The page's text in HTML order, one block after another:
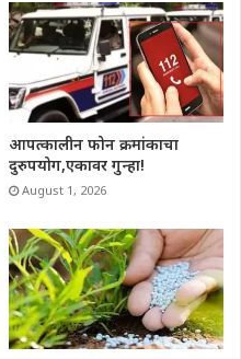
आपत्कालीन फोन क्रमांकाचा
दुरुपयोग,एकावर गुन्हा!
August 1, 2026